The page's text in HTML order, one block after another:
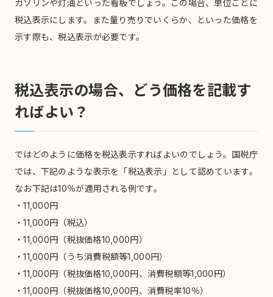
ガソリンや灯油といった看板でしょう。この場合、単位ごとに
税込表示にします。また量り売りでいくらか、といった価格を
示す際も、税込表示が必要です。
税込表示の場合、どう価格を記載す
ればよい？
ではどのように価格を税込表示すればよいのでしょう。国税庁
では、下記のような表示を「税込表示」として認めています。
なお下記は10％が適用される例です。
・11,000円
・11,000円（税込）
・11,000円（税抜価格10,000円）
・11,000円（うち消費税額等1,000円）
・11,000円（税抜価格10,000円、消費税額等1,000円）
・11,000円（税抜価格10,000円、消費税率10％）